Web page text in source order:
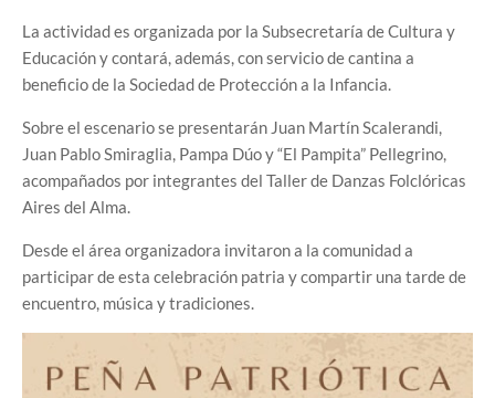
La actividad es organizada por la Subsecretaría de Cultura y
Educación y contará, además, con servicio de cantina a
beneficio de la Sociedad de Protección a la Infancia.
Sobre el escenario se presentarán Juan Martín Scalerandi,
Juan Pablo Smiraglia, Pampa Dúo y “El Pampita” Pellegrino,
acompañados por integrantes del Taller de Danzas Folclóricas
Aires del Alma.
Desde el área organizadora invitaron a la comunidad a
participar de esta celebración patria y compartir una tarde de
encuentro, música y tradiciones.